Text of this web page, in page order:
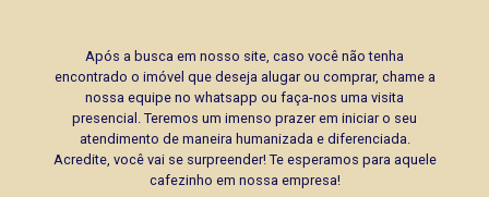
Após a busca em nosso site, caso você não tenha
encontrado o imóvel que deseja alugar ou comprar, chame a
nossa equipe no whatsapp ou faça-nos uma visita
presencial. Teremos um imenso prazer em iniciar o seu
atendimento de maneira humanizada e diferenciada.
Acredite, você vai se surpreender! Te esperamos para aquele
cafezinho em nossa empresa!